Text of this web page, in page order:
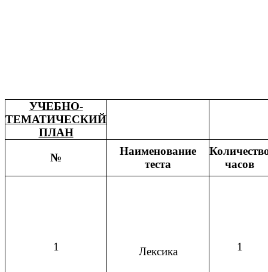
УЧЕБНО-
ТЕМАТИЧЕСКИЙ
ПЛАН
№
Наименование
теста
часов
1 Лексика 1